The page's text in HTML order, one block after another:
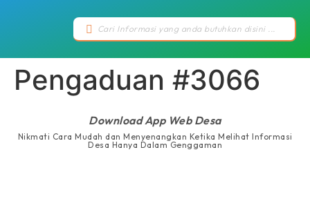
Pengaduan #3066
Download App Web Desa
Nikmati Cara Mudah dan Menyenangkan Ketika Melihat Informasi
Desa Hanya Dalam Genggaman